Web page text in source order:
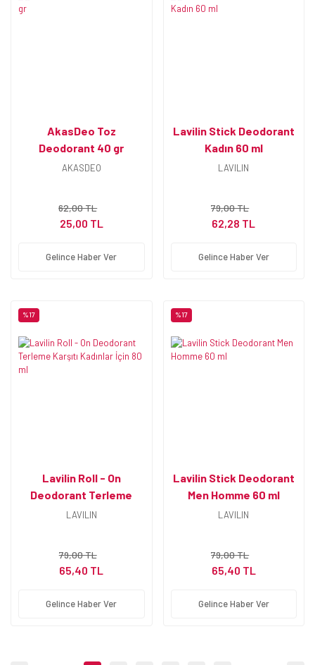
AkasDeo Toz
Deodorant 40 gr
AKASDEO
62,00 TL
25,00 TL
Gelince Haber Ver
Lavilin Stick Deodorant
Kadın 60 ml
LAVILIN
79,00 TL
62,28 TL
Gelince Haber Ver
%17
Lavilin Roll - On
Deodorant Terleme
Karşıtı Kadınlar İçin 80
LAVILIN
79,00 TL
65,40 TL
Gelince Haber Ver
%17
Lavilin Stick Deodorant
Men Homme 60 ml
LAVILIN
79,00 TL
65,40 TL
Gelince Haber Ver